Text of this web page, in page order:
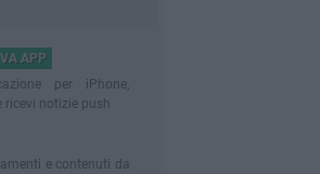
APP
per iPhone,
ricevi notizie push
e contenuti da